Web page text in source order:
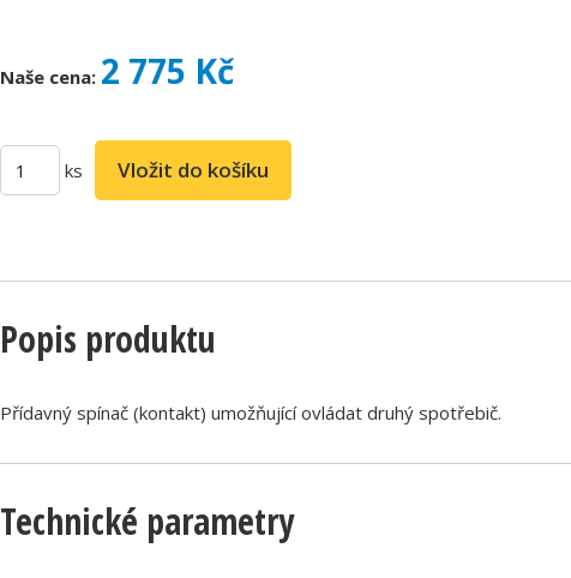
Naše cena: 2 775 Kč
ks
Popis produktu
Přídavný spínač (kontakt) umožňující ovládat druhý spotřebič.
Technické parametry